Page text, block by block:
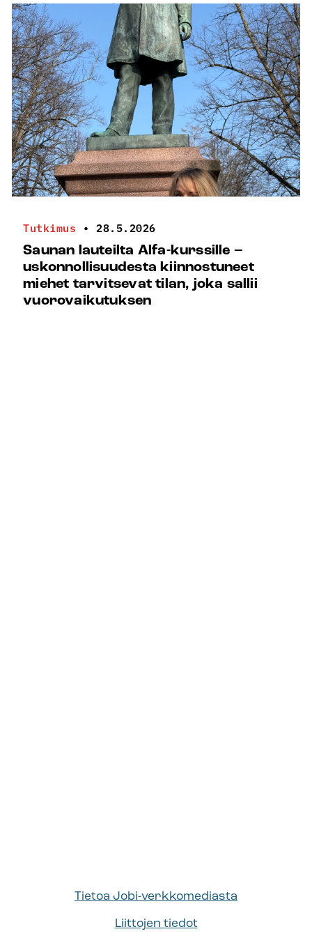
Tutkimus • 28.5.2026
Saunan lauteilta Alfa-kurssille –
uskonnollisuudesta kiinnostuneet
miehet tarvitsevat tilan, joka sallii
vuorovaikutuksen
Tietoa Jobi-verkkomediasta
Liittojen tiedot